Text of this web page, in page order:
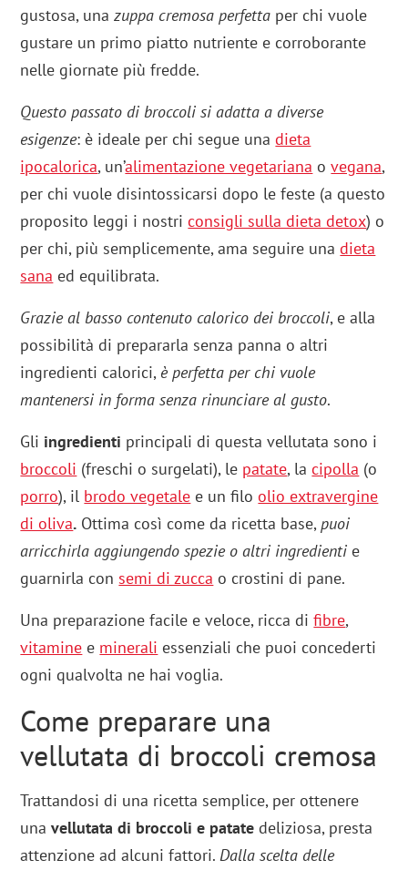
gustosa, unazuppa cremosa perfetta per chi vuole
gustare un primo piatto nutriente e corroborante
nelle giornate più fredde.
Questo passato di broccoli si adatta a diverse
esigenze: è ideale per chi segue una dieta
ipocalorica, un’alimentazione vegetariana o vegana,
per chi vuole disintossicarsi dopo le feste (a questo
proposito leggi i nostri consigli sulla dieta detox) o
per chi, più semplicemente, ama seguire unadieta
sana ed equilibrata.
Grazie al basso contenuto calorico dei broccoli, e alla
possibilità di prepararla senza panna o altri
ingredienti calorici, è perfetta per chi vuole
mantenersi in forma senza rinunciare al gusto.
Gli ingredienti principali di questa vellutata sono i
broccoli (freschi o surgelati), le patate, lacipolla (o
porro), il brodo vegetale e un filo olio extravergine
di oliva. Ottima così come da ricetta base,puoi
arricchirla aggiungendo spezie o altri ingredienti e
guarnirla con semi di zucca o crostini di pane.
Una preparazione facile e veloce, ricca di fibre,
vitamine e minerali essenziali che puoi concederti
ogni qualvolta ne hai voglia.
Come preparare una
vellutata di broccoli cremosa
Trattandosi di una ricetta semplice, per ottenere
unavellutata di broccoli e patate deliziosa, presta
attenzione ad alcuni fattori.Dalla scelta delle